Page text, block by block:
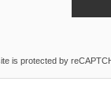
is protected by